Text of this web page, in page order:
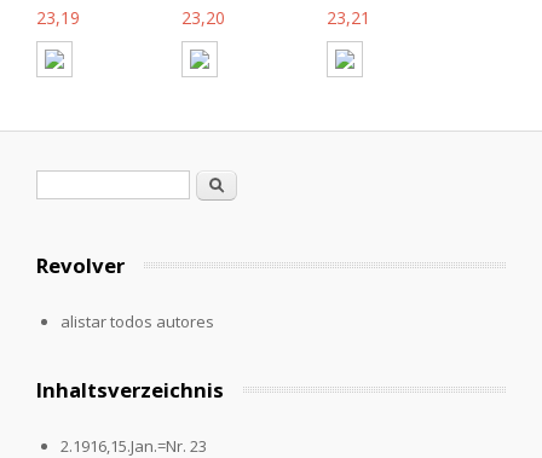
23,19
23,20
23,21
Formulario de búsqueda
Buscar
Revolver
alistar todos autores
Inhaltsverzeichnis
2.1916,15.Jan.=Nr. 23